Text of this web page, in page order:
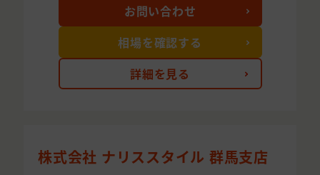
詳細を見る
お問い合わせ
相場を確認する
株式会社 ナリススタイル 群馬支店